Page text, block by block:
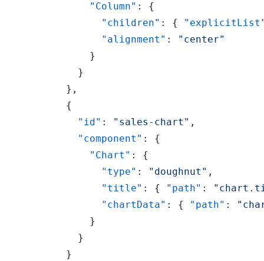
"Column" :
{
"children" : {
"alignment" :
"center"
}
}
} ,
{
"id" : "sales-chart" ,
"component" :
{
"Chart" :
{
"type" : "doughnut" ,
"title" : { "path" :
"chartData" : { "path" :
}
}
}